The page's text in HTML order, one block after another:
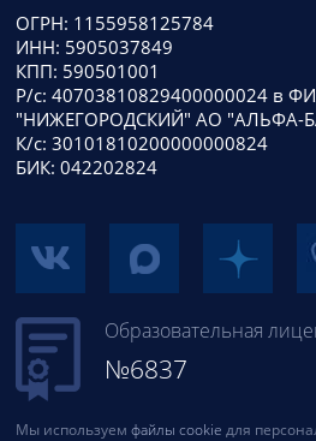
ОГРН: 1155958125784
ИНН: 5905037849
КПП: 590501001
Р/с: 40703810829400000024 в
"НИЖЕГОРОДСКИЙ" АО "АЛЬФА-
К/с: 30101810200000000824
БИК: 042202824
Образовательная
№6837
Мы используем файлы cookie для